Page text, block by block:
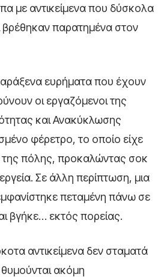
με αντικείμενα που δύσκολα
βρέθηκαν παρατημένα στον
ευρήματα που έχουν
οι εργαζόμενοι της
και Ανακύκλωσης
φέρετρο, το οποίο είχε
της πόλης, προκαλώντας σοκ
Σε άλλη περίπτωση, μια
πεταμένη πάνω σε
βγήκε… εκτός πορείας.
αντικείμενα δεν σταματά
θυμούνται ακόμη